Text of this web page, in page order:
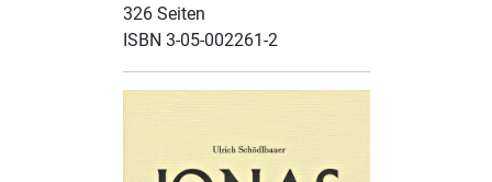
326 Seiten
ISBN 3-05-002261-2